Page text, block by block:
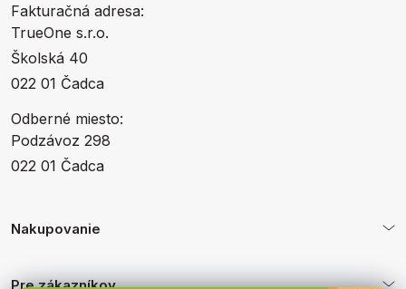
Fakturačná adresa:
TrueOne s.r.o.
Školská 40
022 01 Čadca
Odberné miesto:
Podzávoz 298
022 01 Čadca
Nakupovanie
Pre zákazníkov